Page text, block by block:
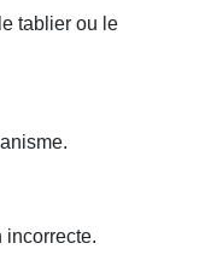
tablier ou le
incorrecte.